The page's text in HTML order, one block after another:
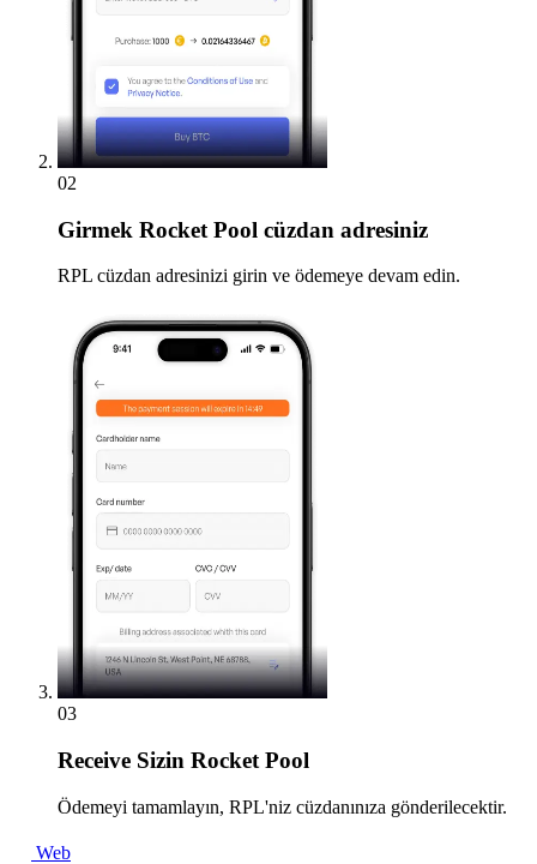
02
Girmek Rocket Pool cüzdan adresiniz
RPL cüzdan adresinizi girin ve ödemeye devam edin.
03
Receive Sizin Rocket Pool
Ödemeyi tamamlayın, RPL'niz cüzdanınıza gönderilecektir.
Web